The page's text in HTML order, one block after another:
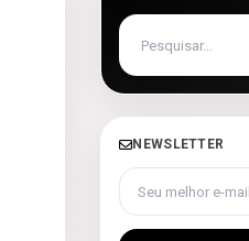
NEWSLETTER
Seu melhor e-mail